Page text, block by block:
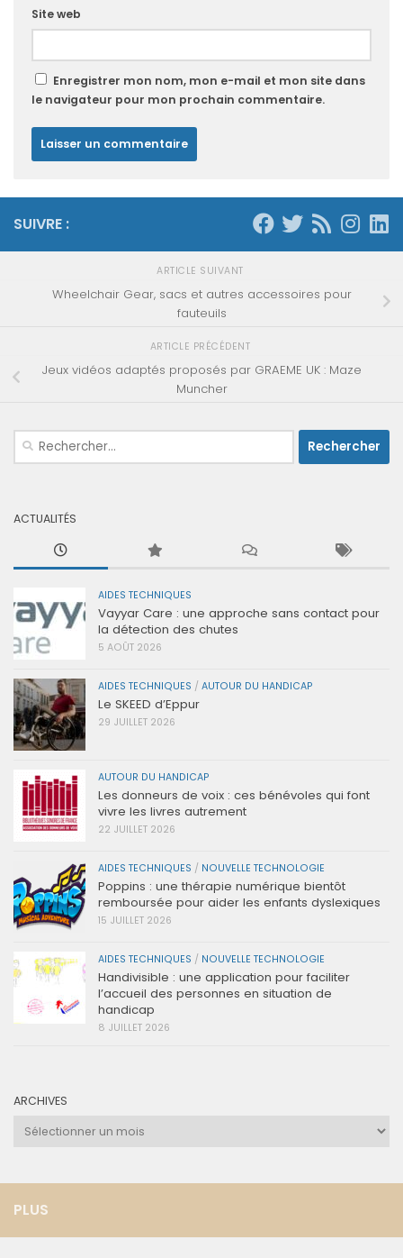
Site web
Enregistrer mon nom, mon e-mail et mon site dans
le navigateur pour mon prochain commentaire.
SUIVRE :
ARTICLE SUIVANT
Wheelchair Gear, sacs et autres accessoires pour
fauteuils
ARTICLE PRÉCÉDENT
Jeux vidéos adaptés proposés par GRAEME UK : Maze
Muncher
Rechercher :
ACTUALITÉS
AIDES TECHNIQUES
Vayyar Care : une approche sans contact pour
la détection des chutes
5 AOÛT 2026
AIDES TECHNIQUES / AUTOUR DU HANDICAP
Le SKEED d’Eppur
29 JUILLET 2026
AUTOUR DU HANDICAP
Les donneurs de voix : ces bénévoles qui font
vivre les livres autrement
22 JUILLET 2026
AIDES TECHNIQUES / NOUVELLE TECHNOLOGIE
Poppins : une thérapie numérique bientôt
remboursée pour aider les enfants dyslexiques
15 JUILLET 2026
AIDES TECHNIQUES / NOUVELLE TECHNOLOGIE
Handivisible : une application pour faciliter
l’accueil des personnes en situation de
handicap
8 JUILLET 2026
ARCHIVES
Archives
PLUS